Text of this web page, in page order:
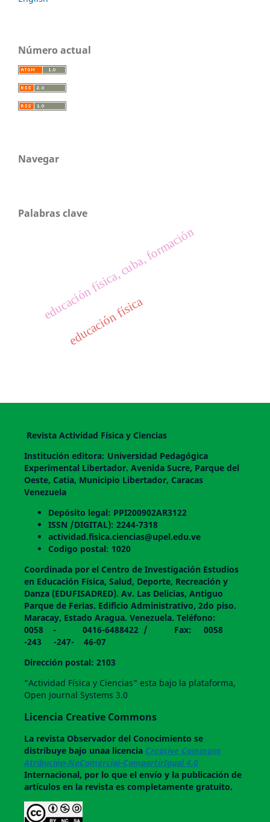
Número actual
Navegar
Palabras clave
educación física
educación física, cuba, formación
Revista Actividad Física y Ciencias
Institución editora: Universidad Pedagógica
Experimental Libertador. Avenida Sucre, Parque del
Oeste, Catia, Municipio Libertador, Caracas
Venezuela
Depósito legal: PPI200902AR3122
ISSN /DIGITAL): 2244-7318
actividad.fisica.ciencias@upel.edu.ve
Codigo postal: 1020
Coordinada por el Centro de Investigación Estudios
en Educación Física, Salud, Deporte, Recreación y
Danza (EDUFISADRED). Av. Las Delicias, Antiguo
Parque de Ferias. Edificio Administrativo, 2do piso.
Maracay, Estado Aragua. Venezuela. Teléfono:
0058 - 0416-6488422 / Fax: 0058
-243 -247- 46-07
Dirección postal: 2103
"Actividad Física y Ciencias" esta bajo la plataforma,
Open Journal Systems 3.0
Licencia Creative Commons
La revistaObservador del Conocimiento se
distribuye bajo unaa licencia Creative Commons
Atribución-NoComercial-CompartirIgual 4.0
Internacional, por lo que el envío y la publicación de
artículos en la revista es completamente gratuito.